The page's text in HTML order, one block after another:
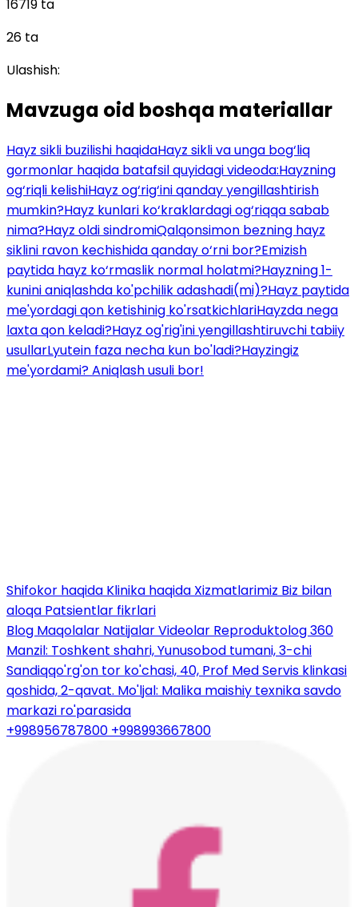
16719 ta
26 ta
Ulashish:
Mavzuga oid boshqa materiallar
Hayz sikli buzilishi haqidaHayz sikli va unga bog‘liq
gormonlar haqida batafsil quyidagi videoda:Hayzning
og‘riqli kelishiHayz og‘rig‘ini qanday yengillashtirish
mumkin?Hayz kunlari ko‘kraklardagi og‘riqqa sabab
nima?Hayz oldi sindromiQalqonsimon bezning hayz
siklini ravon kechishida qanday o‘rni bor?Emizish
paytida hayz ko‘rmaslik normal holatmi?Hayzning 1-
kunini aniqlashda ko'pchilik adashadi(mi)?Hayz paytida
me'yordagi qon ketishinig ko'rsatkichlariHayzda nega
laxta qon keladi?Hayz og'rig'ini yengillashtiruvchi tabiiy
usullarLyutein faza necha kun bo'ladi?Hayzingiz
me'yordami? Aniqlash usuli bor!
Shifokor haqida Klinika haqida Xizmatlarimiz Biz bilan
aloqa Patsientlar fikrlari
Blog Maqolalar NatijalarVideolar Reproduktolog 360
Manzil: Toshkent shahri, Yunusobod tumani, 3-chi
Sandiqqo'rg'on tor ko'chasi, 40, Prof Med Servis klinkasi
qoshida, 2-qavat. Mo'ljal: Malika maishiy texnika savdo
markazi ro'parasida
+998956787800 +998993667800